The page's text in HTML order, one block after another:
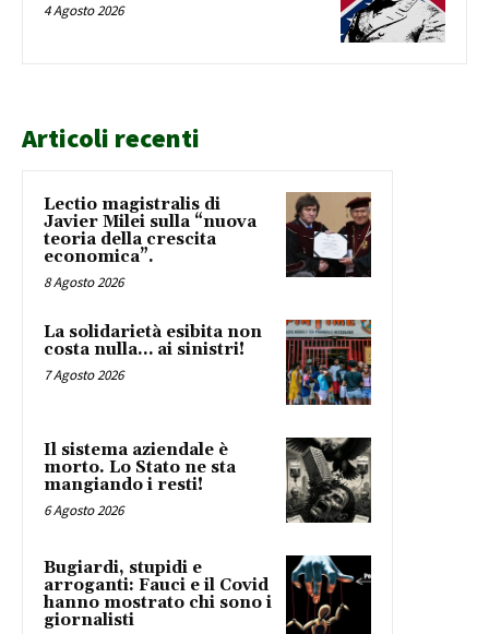
4 Agosto 2026
Articoli recenti
Lectio magistralis di
Javier Milei sulla “nuova
teoria della crescita
economica”.
8 Agosto 2026
La solidarietà esibita non
costa nulla… ai sinistri!
7 Agosto 2026
Il sistema aziendale è
morto. Lo Stato ne sta
mangiando i resti!
6 Agosto 2026
Bugiardi, stupidi e
arroganti: Fauci e il Covid
hanno mostrato chi sono i
giornalisti